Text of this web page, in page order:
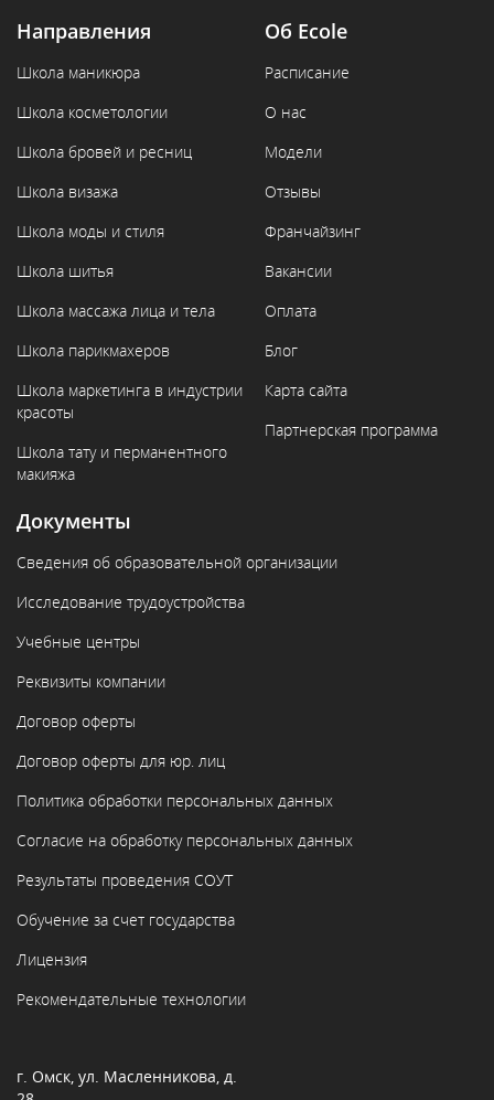
Направления
Школа маникюра
Школа косметологии
Школа бровей и ресниц
Школа визажа
Школа моды и стиля
Школа шитья
Школа массажа лица и тела
Школа парикмахеров
Школа маркетинга в индустрии
красоты
Школа тату и перманентного
макияжа
Об Ecole
Расписание
О нас
Модели
Отзывы
Франчайзинг
Вакансии
Оплата
Блог
Карта сайта
Партнерская программа
Документы
Сведения об образовательной организации
Исследование трудоустройства
Учебные центры
Реквизиты компании
Договор оферты
Договор оферты для юр. лиц
Политика обработки персональных данных
Согласие на обработку персональных данных
Результаты проведения СОУТ
Обучение за счет государства
Лицензия
Рекомендательные технологии
г. Омск, ул. Масленникова, д.